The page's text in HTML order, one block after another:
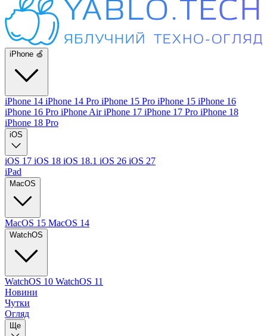
iPhone 🍏
iPhone 14 iPhone 14 Pro iPhone 15 Pro iPhone 15 iPhone 16
iPhone 16 Pro iPhone AiriPhone 17 iPhone 17 Pro iPhone 18
iPhone 18 Pro
iOS
iOS 17 iOS 18 iOS 18.1 iOS 26 iOS 27
iPad
MacOS
MacOS 15 MacOS 14
WatchOS
WatchOS 10 WatchOS 11
Новини
Чутки
Огляд
Ще